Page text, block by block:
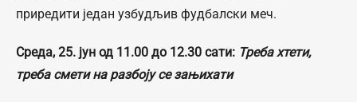
приредити један узбудљив фудбалски меч.
Среда, 25. јун од 11.00 до 12.30 сати: Треба хтети,
треба смети на разбоју се зањихати